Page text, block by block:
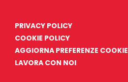
PRIVACY POLICY
COOKIE POLICY
AGGIORNA PREFERENZE COOKIE
LAVORA CON NOI